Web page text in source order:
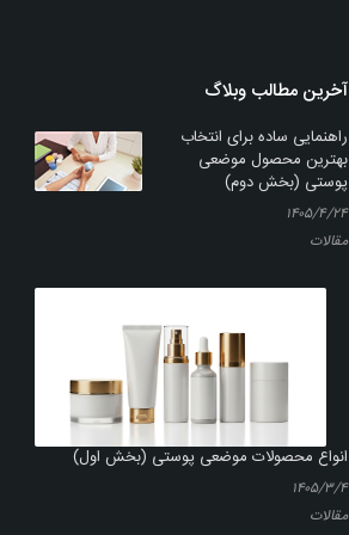
آخرین مطالب وبلاگ
راهنمایی ساده برای انتخاب
بهترین محصول موضعی
پوستی (بخش دوم)
۱۴۰۵/۴/۲۴
مقالات
انواع محصولات موضعی پوستی (بخش اول)
۱۴۰۵/۳/۴
مقالات